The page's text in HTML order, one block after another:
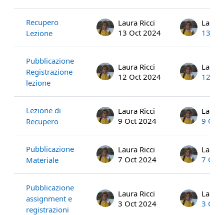
Recupero
Lezione
Laura Ricci
13 Oct 2024
Laura
13
Pubblicazione
Registrazione
lezione
Laura Ricci
12 Oct 2024
Laura
12
Lezione di
Recupero
Laura Ricci
9 Oct 2024
Laura
9 Oct
Pubblicazione
Materiale
Laura Ricci
7 Oct 2024
Laura
7 Oct
Pubblicazione
assignment e
registrazioni
Laura Ricci
3 Oct 2024
Laura
3 Oct